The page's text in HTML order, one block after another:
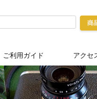
ご利用ガイド アクセ